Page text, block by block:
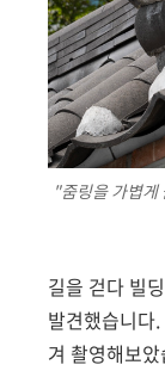
"줌링을 가볍게
길을 걷다 빌
발견했습니
겨 촬영해보